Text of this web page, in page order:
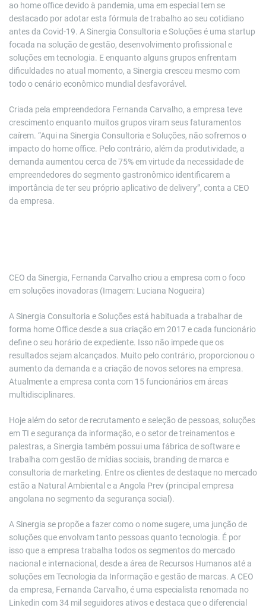
a
d
t
i
m
e
ao home office devido à pandemia, uma em especial tem se
destacado por adotar esta fórmula de trabalho ao seu cotidiano
antes da Covid-19. A Sinergia Consultoria e Soluções é uma startup
focada na solução de gestão, desenvolvimento profissional e
soluções em tecnologia. E enquanto alguns grupos enfrentam
dificuldades no atual momento, a Sinergia cresceu mesmo com
todo o cenário econômico mundial desfavorável.
Criada pela empreendedora Fernanda Carvalho, a empresa teve
crescimento enquanto muitos grupos viram seus faturamentos
caírem. “Aqui na Sinergia Consultoria e Soluções, não sofremos o
impacto do home office. Pelo contrário, além da produtividade, a
demanda aumentou cerca de 75% em virtude da necessidade de
empreendedores do segmento gastronômico identificarem a
importância de ter seu próprio aplicativo de delivery”, conta a CEO
da empresa.
CEO da Sinergia, Fernanda Carvalho criou a empresa com o foco
em soluções inovadoras (Imagem: Luciana Nogueira)
A Sinergia Consultoria e Soluções está habituada a trabalhar de
forma home Office desde a sua criação em 2017 e cada funcionário
define o seu horário de expediente. Isso não impede que os
resultados sejam alcançados. Muito pelo contrário, proporcionou o
aumento da demanda e a criação de novos setores na empresa.
Atualmente a empresa conta com 15 funcionários em áreas
multidisciplinares.
Hoje além do setor de recrutamento e seleção de pessoas, soluções
em TI e segurança da informação, e o setor de treinamentos e
palestras, a Sinergia também possui uma fábrica de software e
trabalha com gestão de mídias sociais, branding de marca e
consultoria de marketing. Entre os clientes de destaque no mercado
estão a Natural Ambiental e a Angola Prev (principal empresa
angolana no segmento da segurança social).
A Sinergia se propõe a fazer como o nome sugere, uma junção de
soluções que envolvam tanto pessoas quanto tecnologia. É por
isso que a empresa trabalha todos os segmentos do mercado
nacional e internacional, desde a área de Recursos Humanos até a
soluções em Tecnologia da Informação e gestão de marcas. A CEO
da empresa, Fernanda Carvalho, é uma especialista renomada no
Linkedin com 34 mil seguidores ativos e destaca que o diferencial